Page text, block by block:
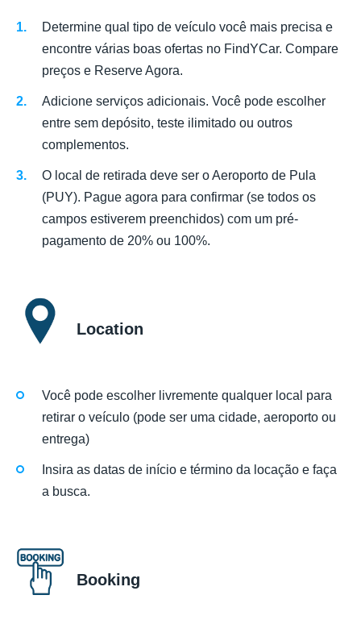
Determine qual tipo de veículo você mais precisa e
encontre várias boas ofertas no FindYCar. Compare
preços e Reserve Agora.
Adicione serviços adicionais. Você pode escolher
entre sem depósito, teste ilimitado ou outros
complementos.
O local de retirada deve ser o Aeroporto de Pula
(PUY). Pague agora para confirmar (se todos os
campos estiverem preenchidos) com um pré-
pagamento de 20% ou 100%.
Location
Você pode escolher livremente qualquer local para
retirar o veículo (pode ser uma cidade, aeroporto ou
entrega)
Insira as datas de início e término da locação e faça
a busca.
Booking